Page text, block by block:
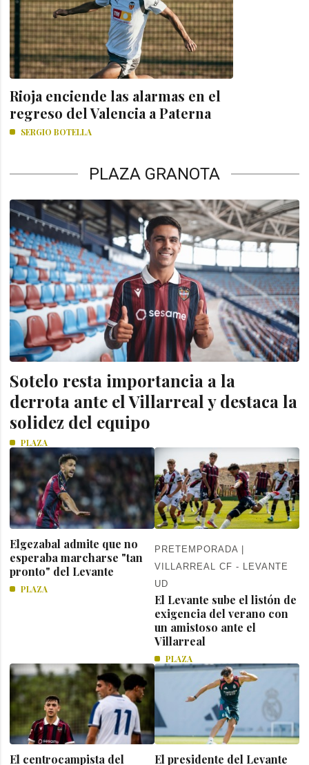
Rioja enciende las alarmas en el
regreso del Valencia a Paterna
SERGIO BOTELLA
PLAZA GRANOTA
Sotelo resta importancia a la
derrota ante el Villarreal y destaca la
solidez del equipo
PLAZA
Elgezabal admite que no
esperaba marcharse "tan
pronto" del Levante
PLAZA
PRETEMPORADA |
VILLARREAL CF - LEVANTE
UD
El Levante sube el listón de
exigencia del verano con
un amistoso ante el
Villarreal
PLAZA
El centrocampista del El presidente del Levante